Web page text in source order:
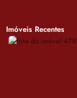
Imóveis Recentes